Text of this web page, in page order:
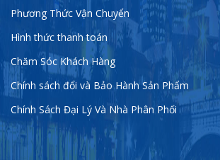
Phương Thức Vận Chuyển
Hình thức thanh toán
Chăm Sóc Khách Hàng
Chính sách đổi và Bảo Hành Sản Phẩm
Chính Sách Đại Lý Và Nhà Phân Phối